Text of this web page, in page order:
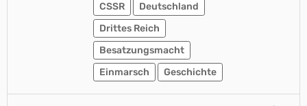
CSSR
Deutschland
Drittes Reich
Besatzungsmacht
Einmarsch
Geschichte